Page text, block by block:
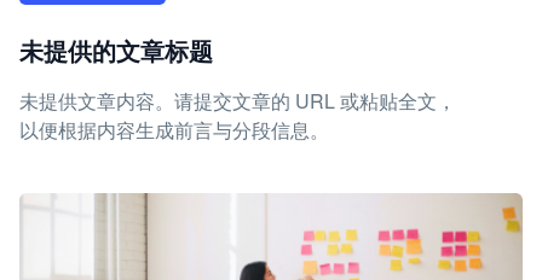
未提供的文章标题
未提供文章内容。请提交文章的 URL 或粘贴全文，
以便根据内容生成前言与分段信息。